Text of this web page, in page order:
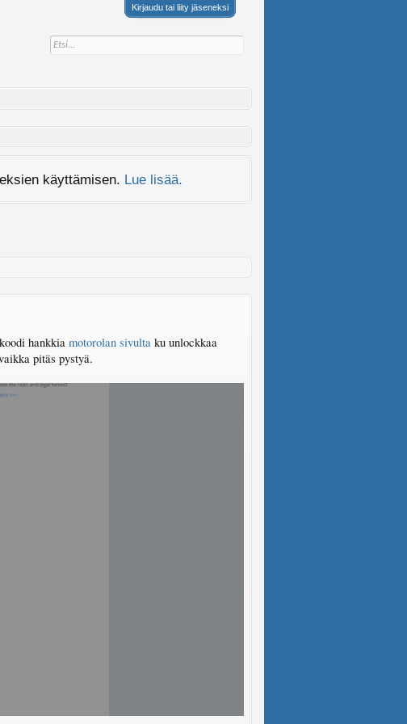
Kirjaudu tai liity jäseneksi
käyttämisen. Lue lisää.
hankkia motorolan sivulta ku unlockkaa
pitäs pystyä.